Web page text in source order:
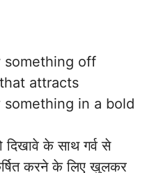
something off
attracts
in a bold
के साथ गर्व से
करने के लिए खुलकर